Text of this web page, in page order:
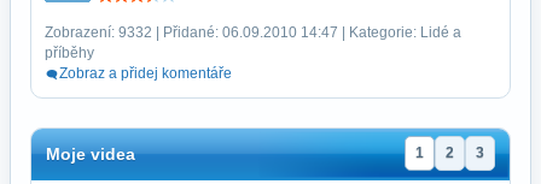
Zobrazení: 9332 | Přidané: 06.09.2010 14:47 | Kategorie: Lidé a
příběhy
Zobraz a přidej komentáře
Moje videa 1 2 3